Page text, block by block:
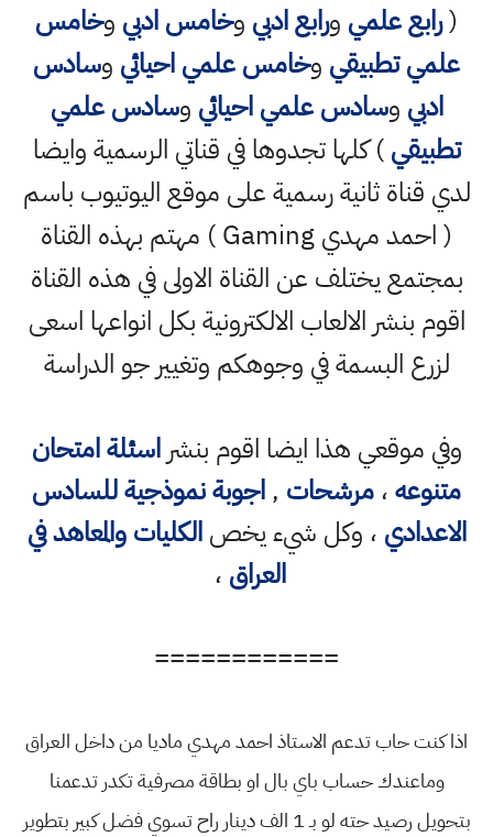
(رابع علمي ورابع ادبي وخامس ادبي وخامس
علمي تطبيقي وخامس علمي احيائي وسادس
ادبي وسادس علمي احيائي وسادس علمي
تطبيقي) كلها تجدوها في قناتي الرسمية وايضا
لدي قناة ثانية رسمية على موقع اليوتيوب باسم
( احمد مهدي Gaming ) مهتم بهذه القناة
بمجتمع يختلف عن القناة الاولى في هذه القناة
اقوم بنشر الالعاب الالكترونية بكل انواعها اسعى
لزرع البسمة في وجوهكم وتغيير جو الدراسة
وفي موقعي هذا ايضا اقوم بنشراسئلة امتحان
متنوعه،مرشحات ,اجوبة نموذجية للسادس
الاعدادي ، وكل شيء يخصالكليات والمعاهد في
العراق ،
============
اذا كنت حاب تدعم الاستاذ احمد مهدي ماديا من داخل العراق
وماعندك حساب باي بال او بطاقة مصرفية تكدر تدعمنا
بتحويل رصيد حته لو بـ 1 الف دينار راح تسوي فضل كبير بتطوير